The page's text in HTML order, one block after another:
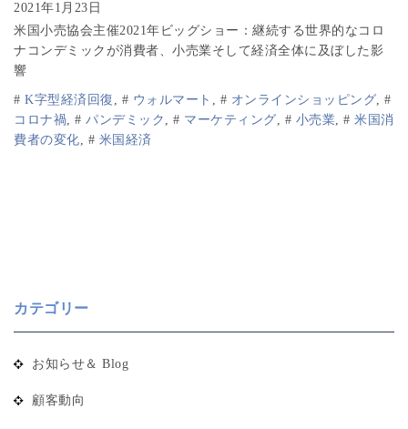
米国小売協会主催2021年ビッグショー：継続する世界的なコロ
ナコンデミックが消費者、小売業そして経済全体に及ぼした影
響
# K字型経済回復 , # ウォルマート , # オンラインショッピング, #
コロナ禍, # パンデミック , # マーケティング, # 小売業, # 米国消
費者の変化, # 米国経済
カテゴリー
お知らせ＆ Blog
顧客動向